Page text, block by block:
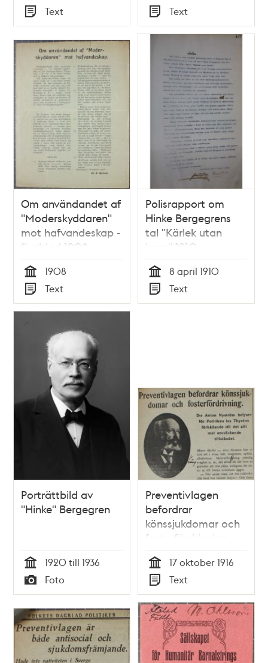
Barnalstring 1922
Tid
Typ
Text
Barnalstring 1923
Tid
Typ
Text
Om användandet af
"Moderskyddaren"
mot hafvandeskap -
flygblad 1908
Tid
1908
Typ
Text
Polisrapport om
Hinke Bergegrens
tal "Kärlek utan
barn" 1910
Tid
8 april 1910
Typ
Text
Porträttbild av
"Hinke" Bergegren
Tid
1920 till 1936
Typ
Foto
Preventivlagen
befordrar
könssjukdomar och
fosterfördrivning -
intervju med Dr
Anton Nyström 1916
Tid
17 oktober 1916
Typ
Text